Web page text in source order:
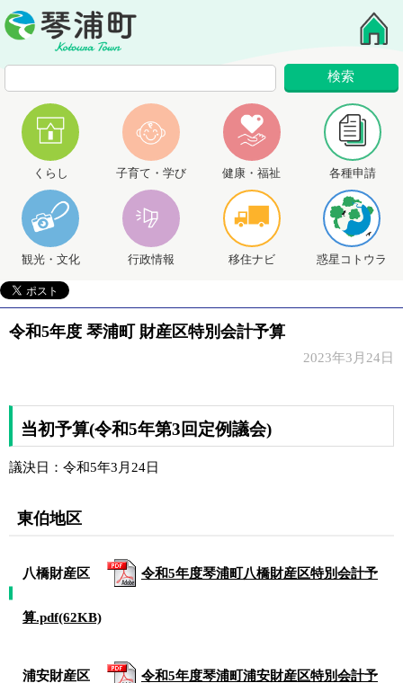
くらし 子育て・学び 健康・福祉 各種申請
観光・文化 行政情報 移住ナビ 惑星コトウラ
令和5年度 琴浦町 財産区特別会計予算
2023年3月24日
当初予算(令和5年第3回定例議会)
議決日：令和5年3月24日
東伯地区
八橋財産区 令和5年度琴浦町八橋財産区特別会計予
算.pdf(62KB)
浦安財産区 令和5年度琴浦町浦安財産区特別会計予